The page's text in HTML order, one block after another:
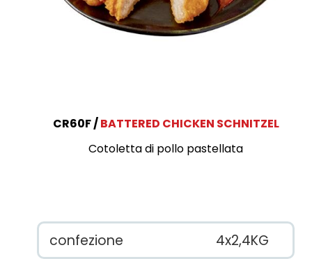
CR60F
BATTERED CHICKEN SCHNITZEL
Cotoletta di pollo pastellata
confezione 4x2,4KG